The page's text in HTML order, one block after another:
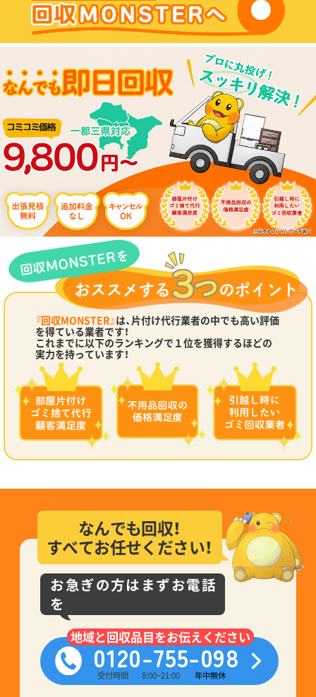
『回収MONSTER』は、片付け代行業者の中でも高い評価
を得ている業者です！
これまでに以下のランキングで１位を獲得するほどの
実力を持っています！
なんでも回収！
すべてお任せください！
お急ぎの方はまずお電話
を
0120-755-098
地域と回収品目をお伝えください
受付時間 8:00~21:00 年中無休